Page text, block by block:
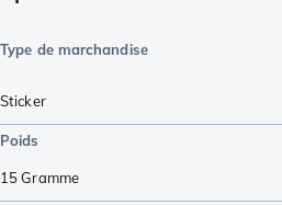
Type de marchandise
Sticker
Poids
15Gramme